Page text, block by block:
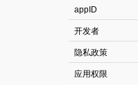
appID
开发者
隐私政策
应用权限